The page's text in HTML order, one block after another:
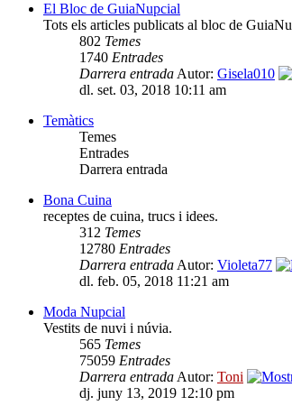
El Bloc de GuiaNupcial
Tots els articles publicats al bloc de
802 Temes
1740 Entrades
Darrera entrada Autor: Gisela010
dl. set. 03, 2018 10:11 am
Temàtics
Temes
Entrades
Darrera entrada
Bona Cuina
receptes de cuina, trucs i idees.
312 Temes
12780 Entrades
Darrera entrada Autor: Violeta77
dl. feb. 05, 2018 11:21 am
Moda Nupcial
Vestits de nuvi i núvia.
565 Temes
75059 Entrades
Darrera entrada Autor: Toni
dj. juny 13, 2019 12:10 pm